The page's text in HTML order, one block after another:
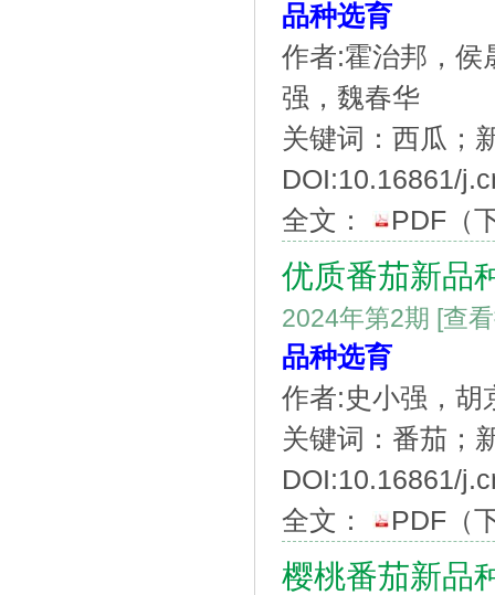
品种选育
作者:霍治邦，侯
强，魏春华
关键词：西瓜；
DOI:10.16861/
全文：
PDF （
优质番茄新品
2024年第2期 [查
品种选育
作者:史小强，胡
关键词：番茄；
DOI:10.16861/
全文：
PDF （
樱桃番茄新品